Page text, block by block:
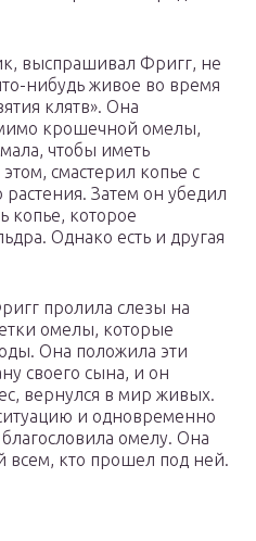
выспрашивал Фригг, не
нибудь живое во время
клятв». Она
крошечной омелы,
чтобы иметь
смастерил копье с
Затем он убедил
копье, которое
Однако есть и другая
пролила слезы на
омелы, которые
Она положила эти
своего сына, и он
вернулся в мир живых.
и одновременно
омелу. Она
всем, кто прошел под ней.